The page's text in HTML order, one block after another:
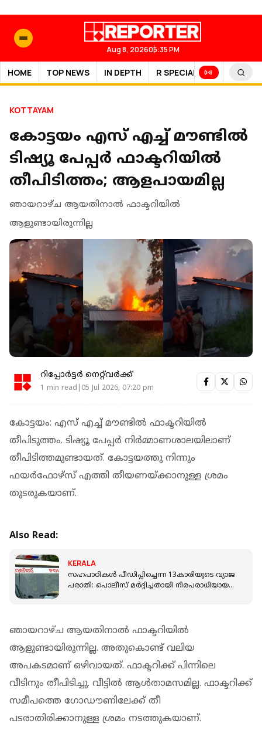
Aug 8, 202605:35 PM
HOME TOP NEWS IN DEPTH R SPECIAL SPORTS
KOTTAYAM
കോട്ടയം എസ് എച്ച് മൗണ്ടില്‍
ടിഷ്യൂ പേപ്പര്‍ ഫാക്ടറിയില്‍
തീപിടിത്തം; ആളപായമില്ല
ഞായറാഴ്ച ആയതിനാല്‍ ഫാക്ടറിയില്‍
ആളുണ്ടായിരുന്നില്ല
റിപ്പോർട്ടർ നെറ്റ്‌വര്‍ക്ക്‌
1 min read|05 Jul 2026, 07:20 pm
കോട്ടയം: എസ് എച്ച് മൗണ്ടില്‍ ഫാക്ടറിയില്‍
തീപിടുത്തം. ടിഷ്യൂ പേപ്പര്‍ നിര്‍മ്മാണശാലയിലാണ്
തീപിടിത്തമുണ്ടായത്. കോട്ടയത്തു നിന്നും
ഫയര്‍ഫോഴ്‌സ് എത്തി തീയണയ്ക്കാനുള്ള ശ്രമം
തുടരുകയാണ്.
Also Read:
KERALA
സഹപാഠികൾ പീഡിപ്പിച്ചെന്ന 13കാരിയുടെ വ്യാജ
പരാതി: പൊലീസ് മർദ്ദിച്ചതായി നിരപരാധിയായ
ഞായറാഴ്ച ആയതിനാല്‍ ഫാക്ടറിയില്‍
ആളുണ്ടായിരുന്നില്ല. അതുകൊണ്ട് വലിയ
അപകടമാണ് ഒഴിവായത്. ഫാക്ടറിക്ക് പിന്നിലെ
വീടിനും തീപിടിച്ചു. വീട്ടില്‍ ആള്‍താമസമില്ല. ഫാക്ടറിക്ക്
സമീപത്തെ ഗോഡൗണിലേക്ക് തീ
പടരാതിരിക്കാനുള്ള ശ്രമം നടത്തുകയാണ്.